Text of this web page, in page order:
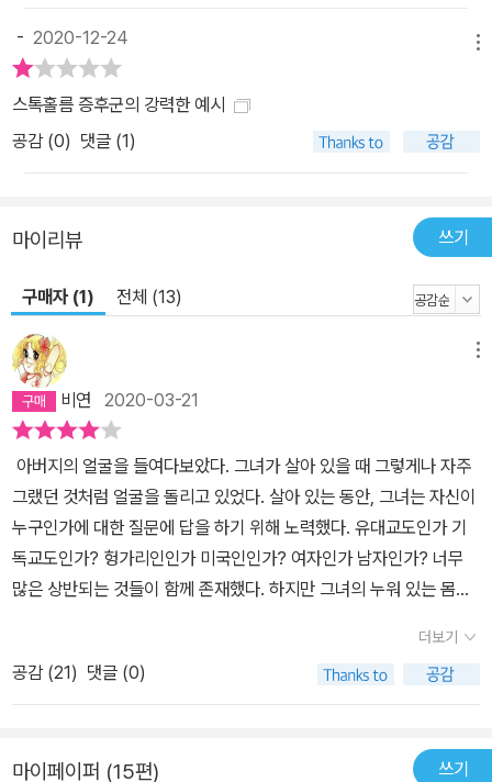
성 위기’의 잔해, 자신이 선택한 남성적인 페르소나를 주장하지 못했
던 좌절에서 태어났다. 내가 벗어나지 못했던 것은 아버지였다. _본문
중에서 오랜 시간 페미니즘 저술가로 살아온 저자에게 트랜스젠더 아
버지는 “반드시 써야만 하는” 주제였다. 많은 페미니스트 각성 서사
와 마찬가지로 여성, 제2물결 페미니스트라는 저자의 정체성은 성차
각”은 위협의 반작용으로 강해진 무엇들이었다. 때문에 그 위협의 주
체였던 그가 이전에는 “공격적인 마초 맨을 가장”했지만, 언제나 자
신은 여자였고 이제는 성별 정정 수술을 받아 ‘진짜 여자’가 되었다는
선언은 아버지만의 문제가 아니었다. 필연적으로 아버지의 역사를 더
듬어 아버지와 직면하는 일은 저자 자신의 여성 됨, 페미니스트 됨에
대한 직면이었다. 수십 년 만에 재회한 아버지가 보이는 모습은 성별
이분법을 강화하는, “평범한 사람들을 기분 나쁘게 만드는” 바로 그
트랜스섹슈얼의 이미지들로 가득했다. 무력하고 순종적인 하녀, 꽃무
늬 스커트와 진주 귀고리로 꾸민 숙녀로의 전환. 도서관 서가에 꽂힌
수많은 트랜스젠더 회고록에서 발견한 서사 역시 다르지 않았다. 하
지만 “팔루디는 그 장면들을 맥락에서 떼어 내 단편적인 이미지로 박
제함으로써 누군가를 혐오의 대상으로 배제하지 않았다.” 저자는 이
진부한 이미지 앞에서 진부한 페미니스트로 반응하는 데 그치지 않고
소식은 미국 전역에서 가장 화제에 오른 뉴스였다. 스티븐 팔루디는
는 ‘성전환증의 아버지’의 탄생을 맞게 된다. 베냐민은 ‘성전환증’을
- 2020-12-24
스톡홀름 증후군의 강력한 예시
공감 (0) 댓글 (1)
마이리뷰 쓰기
구매자 (1) 전체 (13)
비연 2020-03-21
아버지의 얼굴을 들여다보았다. 그녀가 살아 있을 때 그렇게나 자주
그랬던 것처럼 얼굴을 돌리고 있었다. 살아 있는 동안, 그녀는 자신이
누구인가에 대한 질문에 답을 하기 위해 노력했다. 유대교도인가 기
독교도인가? 헝가리인인가 미국인인가? 여자인가 남자인가? 너무
많은 상반되는 것들이 함께 존재했다. 하지만 그녀의 누워 있는 몸을
한 이분법이 있구나. 삶과 죽음, 다른 모든 것들은 그저 녹아 없어질
수 있는 것들이었다. (p623) 아마 올해 다른 수많은 책들을 읽겠지
만, 이 문구가 내겐 올해의 문구가 되리라는 건 확실하다. 이 대목을
유를 말하고 사상을 말하고 해도 이 문장 하나로 다 해결될 수 있겠구
더보기
공감 (21) 댓글 (0)
마이페이퍼 (15편) 쓰기